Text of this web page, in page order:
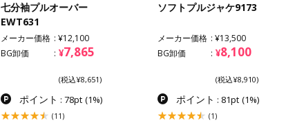
七分袖プルオーバー
EWT631
メーカー価格
¥12,100
BG卸価
¥7,865
(税込¥8,651)
ポイント : 78pt (1%)
(11)
ソフトプルジャケ9173
メーカー価格
¥13,500
BG卸価
¥8,100
(税込¥8,910)
ポイント : 81pt (1%)
(1)